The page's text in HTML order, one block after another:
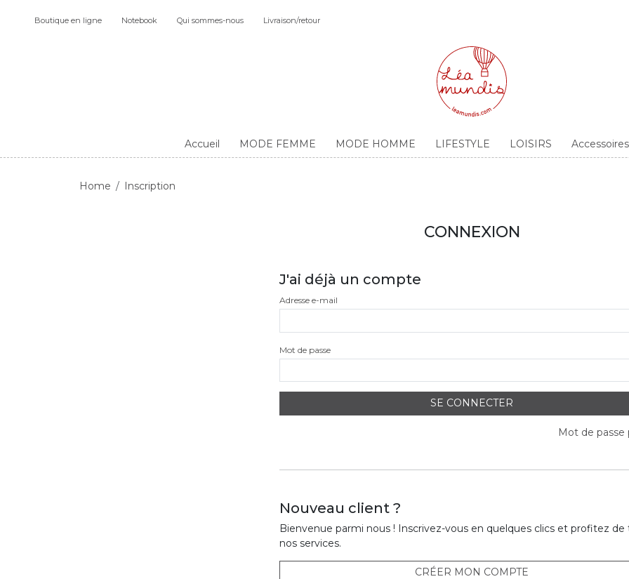
Boutique en ligne Notebook Qui sommes-nous Livraison/retour
Accueil MODE FEMME MODE HOMME LIFESTYLE LOISIRS
Home Inscription
CONNEXION
J'ai déjà un compte
Adresse e-mail
Mot de passe
SE CONNECTER
Mot de passe
Nouveau client ?
Bienvenue parmi nous ! Inscrivez-vous en quelques clics et profitez de
nos services.
CRÉER MON COMPTE